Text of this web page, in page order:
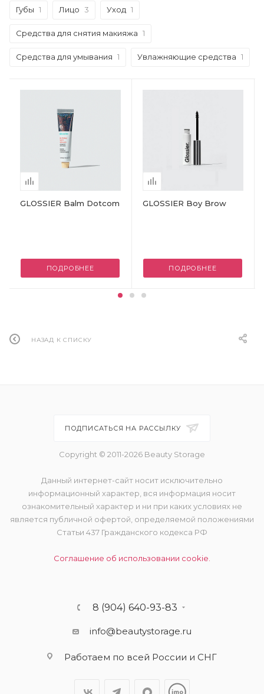
Губы 1 Лицо 3 Уход 1
Средства для снятия макияжа 1
Средства для умывания 1 Увлажняющие средства 1
GLOSSIER Balm Dotcom
ПОДРОБНЕЕ
GLOSSIER Boy Brow
ПОДРОБНЕЕ
НАЗАД К СПИСКУ
ПОДПИСАТЬСЯ НА РАССЫЛКУ
Copyright © 2011-2026 Beauty Storage
Данный интернет-сайт носит исключительно
информационный характер, вся информация носит
ознакомительный характер и ни при каких условиях не
является публичной офертой, определяемой положениями
Статьи 437 Гражданского кодекса РФ
Соглашение об использовании cookie.
8 (904) 640-93-83
info@beautystorage.ru
Работаем по всей России и СНГ